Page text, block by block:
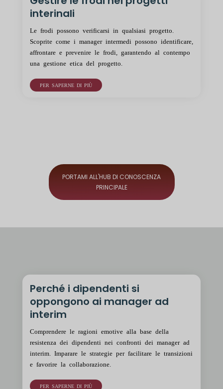
interinali
Le frodi possono verificarsi in qualsiasi progetto.
Scoprite come i manager intermedi possono identificare,
affrontare e prevenire le frodi, garantendo al contempo
una gestione etica del progetto.
PER SAPERNE DI PIÙ
PORTAMI ALL'HUB DI CONOSCENZA
PRINCIPALE
Perché i dipendenti si
oppongono ai manager ad
interim
Comprendere le ragioni emotive alla base della
resistenza dei dipendenti nei confronti dei manager ad
interim. Imparare le strategie per facilitare le transizioni
e favorire la collaborazione.
PER SAPERNE DI PIÙ